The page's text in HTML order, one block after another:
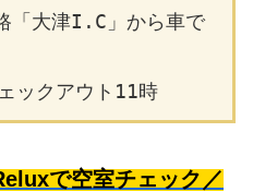
「大津I.C」から車で
ックアウト11時
で空室チェック／